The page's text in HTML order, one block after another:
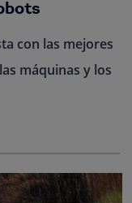
con las mejores
máquinas y los